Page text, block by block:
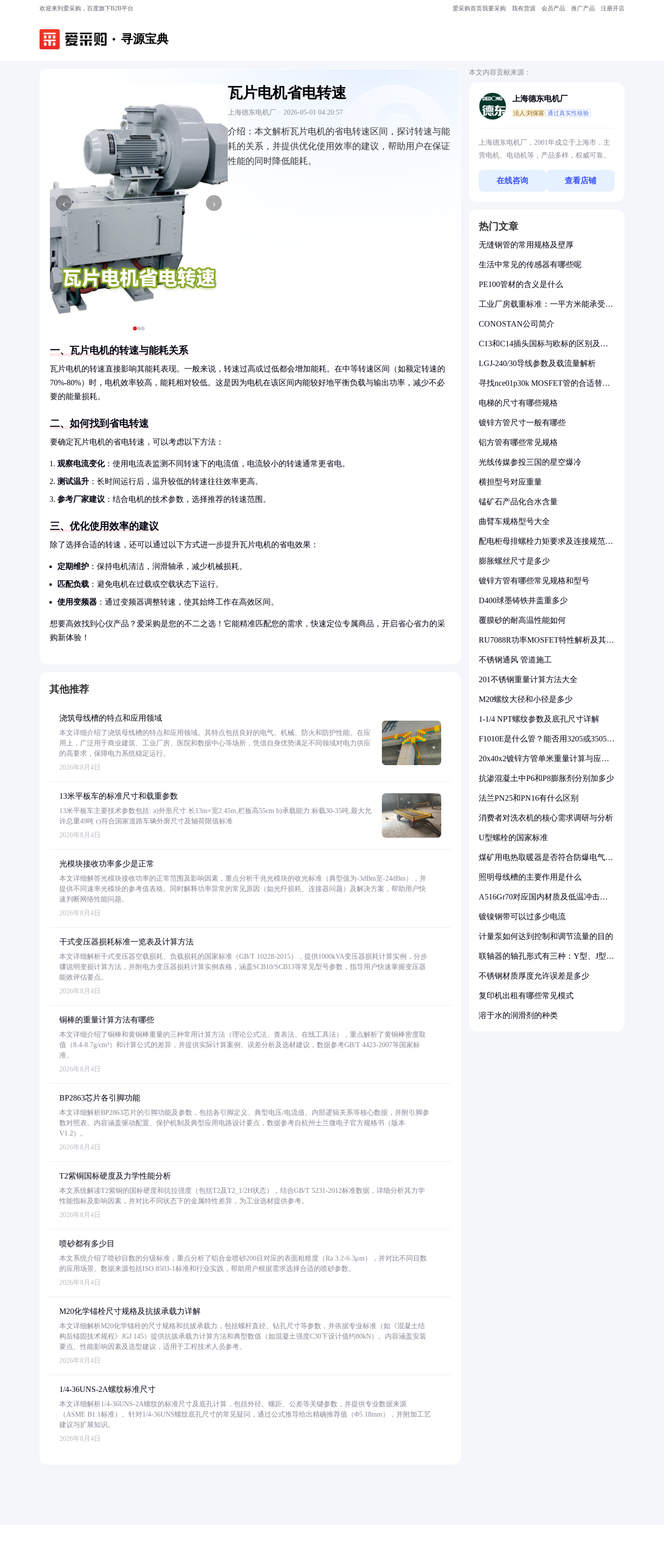
欢迎来到爱采购，百度旗下B2B平台 爱采购首页我要采购 我有货源 会员产品 推广产品 注册开店
寻源宝典
‹ ›
瓦片电机省电转速
上海德东电机厂 · 2026-05-01 04:20:57
介绍： 本文解析瓦片电机的省电转速区间，探讨转速与能
耗的关系，并提供优化使用效率的建议，帮助用户在保证
性能的同时降低能耗。
一、瓦片电机的转速与能耗关系
瓦片电机的转速直接影响其能耗表现。一般来说，转速过高或过低都会增加能耗。在中等转速区间（如额定转速的
70%-80%）时，电机效率较高，能耗相对较低。这是因为电机在该区间内能较好地平衡负载与输出功率，减少不必
要的能量损耗。
二、如何找到省电转速
要确定瓦片电机的省电转速，可以考虑以下方法：
观察电流变化：使用电流表监测不同转速下的电流值，电流较小的转速通常更省电。
测试温升 ：长时间运行后，温升较低的转速往往效率更高。
参考厂家建议 ：结合电机的技术参数，选择推荐的转速范围。
三、优化使用效率的建议
除了选择合适的转速，还可以通过以下方式进一步提升瓦片电机的省电效果：
定期维护 ：保持电机清洁，润滑轴承，减少机械损耗。
匹配负载 ：避免电机在过载或空载状态下运行。
使用变频器 ：通过变频器调整转速，使其始终工作在高效区间。
想要高效找到心仪产品？爱采购是您的不二之选！它能精准匹配您的需求，快速定位专属商品，开启省心省力的采
购新体验！
其他推荐
浇筑母线槽的特点和应用领域
本文详细介绍了浇筑母线槽的特点和应用领域。其特点包括良好的电气、机械、防火和防护性能。在应
用上，广泛用于商业建筑、工业厂房、医院和数据中心等场所，凭借自身优势满足不同领域对电力供应
的高要求，保障电力系统稳定运行。
2026年8月4日
13米平板车的标准尺寸和载重参数
13米平板车主要技术参数包括: a)外形尺寸:长13m×宽2.45m,栏板高55cm b)承载能力:标载30-35吨,最大允
许总重49吨 c)符合国家道路车辆外廓尺寸及轴荷限值标准
2026年8月4日
光模块接收功率多少是正常
本文详细解答光模块接收功率的正常范围及影响因素，重点分析千兆光模块的收光标准（典型值为-3dBm至-24dBm），并
提供不同速率光模块的参考值表格。同时解释功率异常的常见原因（如光纤损耗、连接器问题）及解决方案，帮助用户快
速判断网络性能问题。
2026年8月4日
干式变压器损耗标准一览表及计算方法
本文详细解析干式变压器空载损耗、负载损耗的国家标准（GB/T 10228-2015），提供1000kVA变压器损耗计算实例，分步
骤说明变损计算方法，并附电力变压器损耗计算实例表格，涵盖SCB10/SCB13等常见型号参数，指导用户快速掌握变压器
能效评估要点。
2026年8月4日
铜棒的重量计算方法有哪些
本文详细介绍了铜棒和黄铜棒重量的三种常用计算方法（理论公式法、查表法、在线工具法），重点解析了黄铜棒密度取
值（8.4-8.7g/cm³）和计算公式的差异，并提供实际计算案例、误差分析及选材建议，数据参考GB/T 4423-2007等国家标
准。
2026年8月4日
BP2863芯片各引脚功能
本文详细解析BP2863芯片的引脚功能及参数，包括各引脚定义、典型电压/电流值、内部逻辑关系等核心数据，并附引脚参
数对照表。内容涵盖驱动配置、保护机制及典型应用电路设计要点，数据参考自杭州士兰微电子官方规格书（版本
V1.2）。
2026年8月4日
T2紫铜国标硬度及力学性能分析
本文系统解读T2紫铜的国标硬度和抗拉强度（包括T2及T2_1/2H状态），结合GB/T 5231-2012标准数据，详细分析其力学
性能指标及影响因素，并对比不同状态下的金属特性差异，为工业选材提供参考。
2026年8月4日
喷砂都有多少目
本文系统介绍了喷砂目数的分级标准，重点分析了铝合金喷砂200目对应的表面粗糙度（Ra 3.2-6.3μm），并对比不同目数
的应用场景。数据来源包括ISO 8503-1标准和行业实践，帮助用户根据需求选择合适的喷砂参数。
2026年8月4日
M20化学锚栓尺寸规格及抗拔承载力详解
本文详细解析M20化学锚栓的尺寸规格和抗拔承载力，包括螺杆直径、钻孔尺寸等参数，并依据专业标准（如《混凝土结
构后锚固技术规程》JGJ 145）提供抗拔承载力计算方法和典型数值（如混凝土强度C30下设计值约80kN）。内容涵盖安装
要点、性能影响因素及选型建议，适用于工程技术人员参考。
2026年8月4日
1/4-36UNS-2A螺纹标准尺寸
本文详细解析1/4-36UNS-2A螺纹的标准尺寸及底孔计算，包括外径、螺距、公差等关键参数，并提供专业数据来源
（ASME B1.1标准）。针对1/4-36UNS螺纹底孔尺寸的常见疑问，通过公式推导给出精确推荐值（Φ5.18mm），并附加工艺
建议与扩展知识。
2026年8月4日
本文内容贡献来源：
上海德东电机厂
法人:刘保富 通过真实性核验
上海德东电机厂，2001年成立于上海市，主
营电机、电动机等，产品多样，权威可靠。
在线咨询 查看店铺
热门文章
无缝钢管的常用规格及壁厚
生活中常见的传感器有哪些呢
PE100管材的含义是什么
工业厂房载重标准：一平方米能承受多
CONOSTAN公司简介
C13和C14插头国标与欧标的区别及其
LGJ-240/30导线参数及载流量解析
寻找nce01p30k MOSFET管的合适替代
电梯的尺寸有哪些规格
镀锌方管尺寸一般有哪些
铝方管有哪些常见规格
光线传媒参投三国的星空爆冷
横担型号对应重量
锰矿石产品化合水含量
曲臂车规格型号大全
配电柜母排螺栓力矩要求及连接规范详
膨胀螺丝尺寸是多少
镀锌方管有哪些常见规格和型号
D400球墨铸铁井盖重多少
覆膜砂的耐高温性能如何
RU7088R功率MOSFET特性解析及其在
不锈钢通风 管道施工
201不锈钢重量计算方法大全
M20螺纹大径和小径是多少
1-1/4 NPT螺纹参数及底孔尺寸详解
F1010E是什么管？能否用3205或3505代
20x40x2镀锌方管单米重量计算与应用
抗渗混凝土中P6和P8膨胀剂分别加多少
法兰PN25和PN16有什么区别
消费者对洗衣机的核心需求调研与分析
U型螺栓的国家标准
煤矿用电热取暖器是否符合防爆电气设
照明母线槽的主要作用是什么
A516Gr70对应国内材质及低温冲击要
镀镍钢带可以过多少电流
计量泵如何达到控制和调节流量的目的
联轴器的轴孔形式有三种：Y型、J型、
不锈钢材质厚度允许误差是多少
复印机出租有哪些常见模式
溶于水的润滑剂的种类